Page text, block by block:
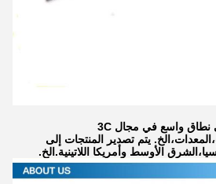
يمكن استخدام منتجاتها على نطاق واسع في مجال 3C
يتم تصدير المنتجات إلى
الأوسط وأمريكا اللاتينية.الخ.